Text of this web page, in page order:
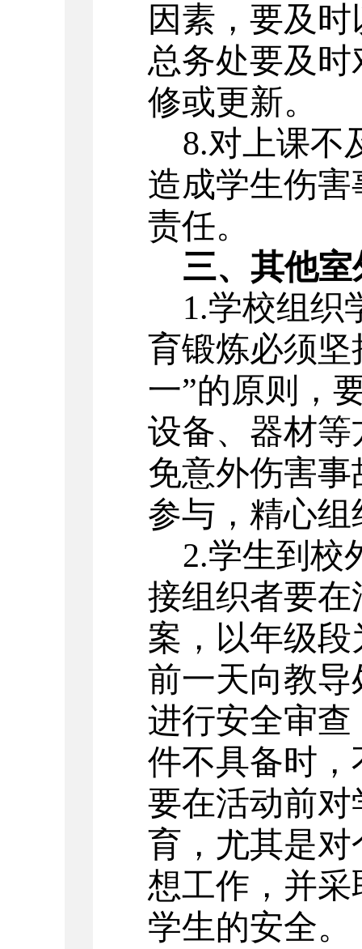
因素，要及
总务处要及
修或更新。
8.对上课不
造成学生伤
责任。
三、其他
1.学校组织
育锻炼必须坚
一”的原则，
设备、器材
免意外伤害
参与，精心
2.学生到校
接组织者要
案，以年级
前一天向教
进行安全审
件不具备时
要在活动前
育，尤其是
想工作，并
学生的安全